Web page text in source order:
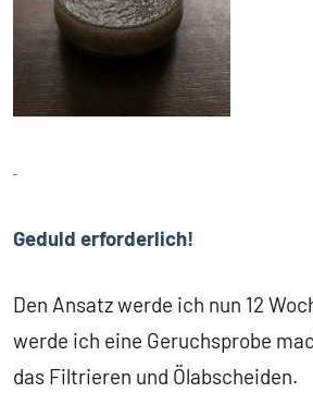
Geduld erforderlich!
Den Ansatz werde ich nun 12
werde ich eine Geruchsprobe
das Filtrieren und Ölabscheiden.